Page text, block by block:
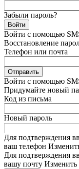
Забыли пароль?
Войти
Войти с помощью
Восстановление
Телефон или почта
Отправить
Войти с помощью
Придумайте новый
Код из письма
Новый пароль
Для подтверждения
ваш телефон
Для подтверждения
вашу почту Изменить